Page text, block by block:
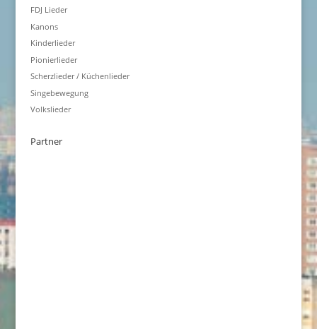
FDJ Lieder
Kanons
Kinderlieder
Pionierlieder
Scherzlieder / Küchenlieder
Singebewegung
Volkslieder
Partner